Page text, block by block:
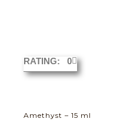
RATING: 0
Amethyst – 15 ml